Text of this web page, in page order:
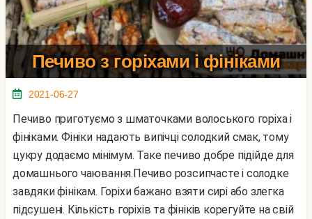
Печиво з горіхами і фініками
2021-06-27
Печиво приготуємо з шматочками волоського горіха і
фініками. Фініки надають випічці солодкий смак, тому
цукру додаємо мінімум. Таке печиво добре підійде для
домашнього чаювання.Печиво розсипчасте і солодке
завдяки фінікам. Горіхи бажано взяти сирі або злегка
підсушені. Кількість горіхів та фініків корегуйте на свій